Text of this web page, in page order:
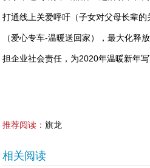
打通线上关爱呼吁（子女对父母长辈
（爱心专车-温暖送回家），最大化释
担企业社会责任，为2020年温暖新年写
推荐阅读：旗龙
相关阅读